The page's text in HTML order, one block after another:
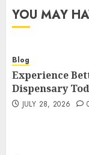
YOU MAY
Blog
Experience
Dispensary
JULY 28, 2026